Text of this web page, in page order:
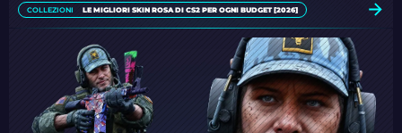
COLLEZIONI LE MIGLIORI SKIN ROSA DI CS2 PER OGNI BUDGET [2026]